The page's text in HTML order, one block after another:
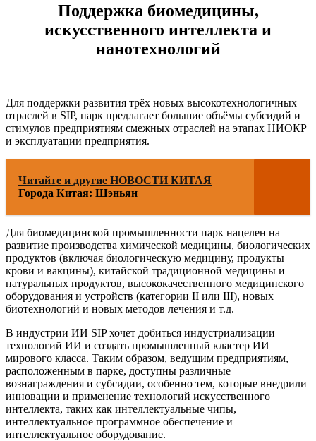
Поддержка биомедицины,
искусственного интеллекта и
нанотехнологий
Для поддержки развития трёх новых высокотехнологичных
отраслей в SIP, парк предлагает большие объёмы субсидий и
стимулов предприятиям смежных отраслей на этапах НИОКР
и эксплуатации предприятия.
Читайте и другие НОВОСТИ КИТАЯ
Города Китая: Шэньян
Для биомедицинской промышленности парк нацелен на
развитие производства химической медицины, биологических
продуктов (включая биологическую медицину, продукты
крови и вакцины), китайской традиционной медицины и
натуральных продуктов, высококачественного медицинского
оборудования и устройств (категории II или III), новых
биотехнологий и новых методов лечения и т.д.
В индустрии ИИ SIP хочет добиться индустриализации
технологий ИИ и создать промышленный кластер ИИ
мирового класса. Таким образом, ведущим предприятиям,
расположенным в парке, доступны различные
вознаграждения и субсидии, особенно тем, которые внедрили
инновации и применение технологий искусственного
интеллекта, таких как интеллектуальные чипы,
интеллектуальное программное обеспечение и
интеллектуальное оборудование.